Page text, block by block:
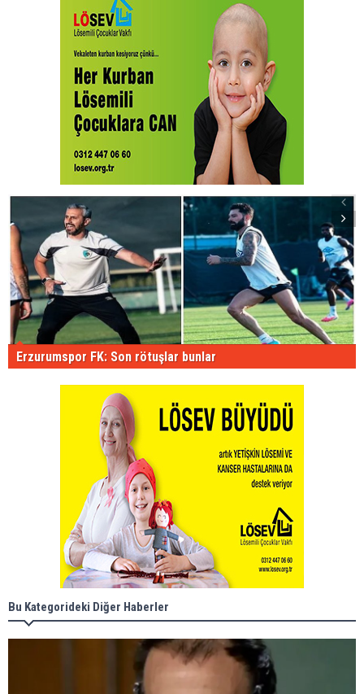
Erzurumspor FK: Son rötuşlar bunlar
Bu Kategorideki Diğer Haberler